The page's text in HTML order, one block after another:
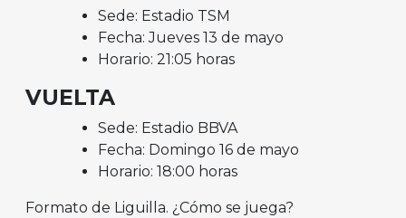
Sede: Estadio TSM
Fecha: Jueves 13 de mayo
Horario: 21:05 horas
VUELTA
Sede: Estadio BBVA
Fecha: Domingo 16 de mayo
Horario: 18:00 horas
Formato de Liguilla. ¿Cómo se juega?